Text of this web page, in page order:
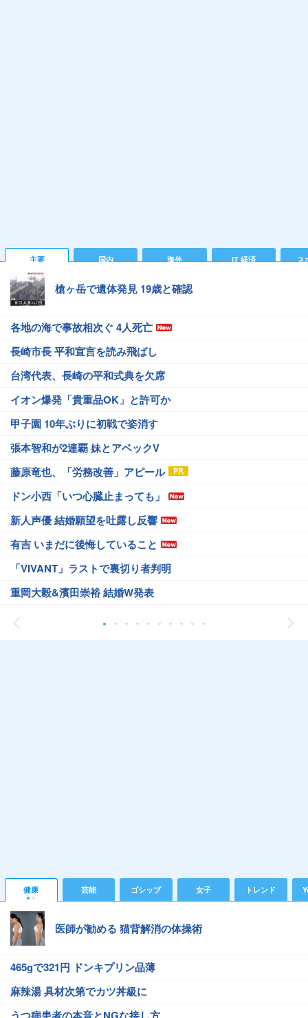
主要 国内 海外 IT 経済 ス
槍ヶ岳で遺体発見 19歳と確認
各地の海で事故相次ぐ 4人死亡
長崎市長 平和宣言を読み飛ばし
台湾代表、長崎の平和式典を欠席
イオン爆発「貴重品OK」と許可か
甲子園 10年ぶりに初戦で姿消す
張本智和が2連覇 妹とアベックV
藤原竜也、「労務改善」アピール
ドン小西「いつ心臓止まっても」
新人声優 結婚願望を吐露し反響
有吉 いまだに後悔していること
「VIVANT」ラストで裏切り者判明
重岡大毅&濱田崇裕 結婚W発表
健康 芸能 ゴシップ 女子 トレンド
医師が勧める 猫背解消の体操術
465gで321円 ドンキプリン品薄
麻辣湯 具材次第でカツ丼級に